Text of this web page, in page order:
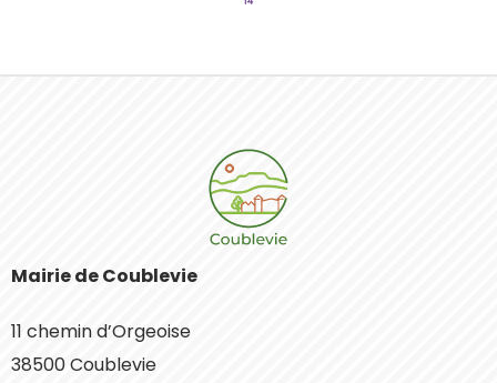
Mairie de Coublevie
11 chemin d’Orgeoise
38500 Coublevie